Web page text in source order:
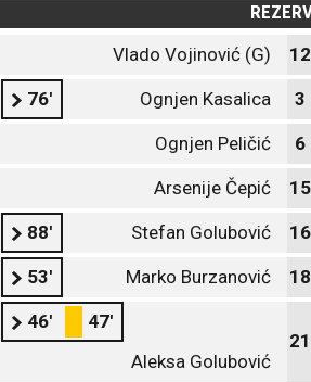
Vlado Vojinović (G)
12
76' Ognjen Kasalica 3
Ognjen Peličić 6
Arsenije Čepić 15
88' Stefan Golubović 16
53' Marko Burzanović 18
46'
47'
Aleksa Golubović
21